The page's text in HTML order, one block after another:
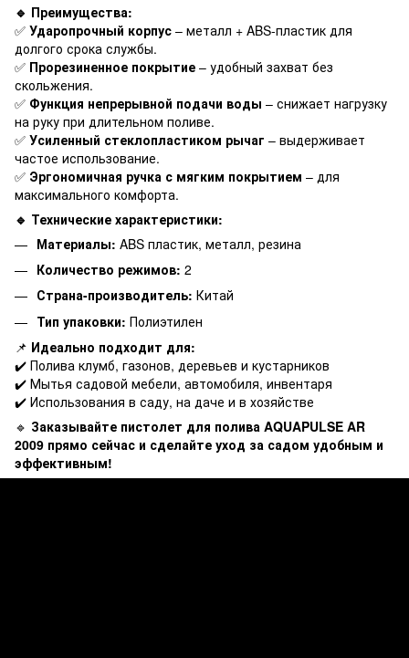
🔹 Преимущества:
✅ Ударопрочный корпус – металл + ABS-пластик для
долгого срока службы.
✅ Прорезиненное покрытие – удобный захват без
скольжения.
✅ Функция непрерывной подачи воды – снижает нагрузку
на руку при длительном поливе.
✅ Усиленный стеклопластиком рычаг – выдерживает
частое использование.
✅ Эргономичная ручка с мягким покрытием – для
максимального комфорта.
🔹 Технические характеристики:
Материалы: ABS пластик, металл, резина
Количество режимов: 2
Страна-производитель: Китай
Тип упаковки: Полиэтилен
📌 Идеально подходит для:
✔️ Полива клумб, газонов, деревьев и кустарников
✔️ Мытья садовой мебели, автомобиля, инвентаря
✔️ Использования в саду, на даче и в хозяйстве
🔹 Заказывайте пистолет для полива AQUAPULSE AR
2009 прямо сейчас и сделайте уход за садом удобным и
эффективным!